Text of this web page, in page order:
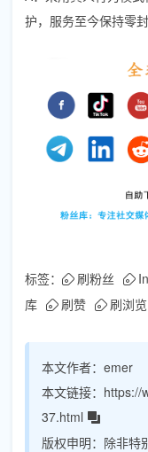
护，服务至今保持零封
标签： 刷粉丝
库
刷赞 刷浏览
本文作者： emer
本文链接： https://
37.html
版权申明： 除非特